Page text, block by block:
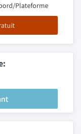
Plateforme